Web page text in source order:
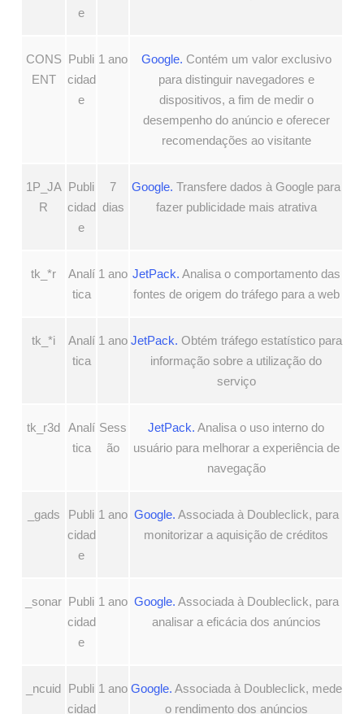
e
CONS
ENT
Publi
cidad
e
1 ano Google. Contém um valor exclusivo
para distinguir navegadores e
dispositivos, a fim de medir o
desempenho do anúncio e oferecer
recomendações ao visitante
1P_JA
R
Publi
cidad
e
7
dias
Google. Transfere dados à Google para
fazer publicidade mais atrativa
tk_*r
Analí
tica
1 ano JetPack. Analisa o comportamento das
fontes de origem do tráfego para a web
tk_*i
Analí
tica
1 ano JetPack. Obtém tráfego estatístico para
informação sobre a utilização do
serviço
tk_r3d Analí
tica
Sess
ão
JetPack. Analisa o uso interno do
usuário para melhorar a experiência de
navegação
_gads
Publi
cidad
e
1 ano Google. Associada à Doubleclick, para
monitorizar a aquisição de créditos
_sonar Publi
cidad
e
1 ano Google. Associada à Doubleclick, para
analisar a eficácia dos anúncios
_ncuid Publi
cidad
1 ano Google. Associada à Doubleclick, mede
o rendimento dos anúncios